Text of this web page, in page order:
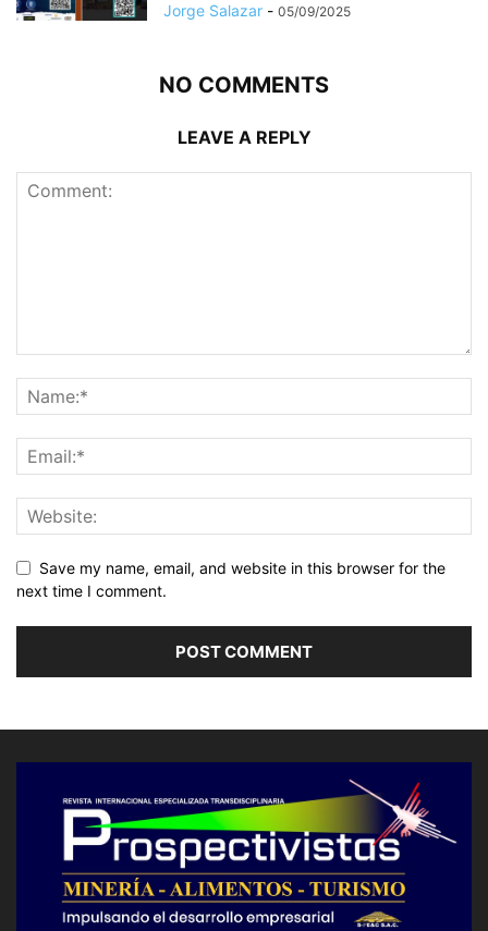
Jorge Salazar - 05/09/2025
NO COMMENTS
LEAVE A REPLY
Save my name, email, and website in this browser for the
next time I comment.